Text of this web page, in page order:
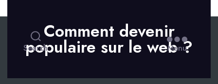
Search
Comment devenir
populaire sur le web ?
Menu